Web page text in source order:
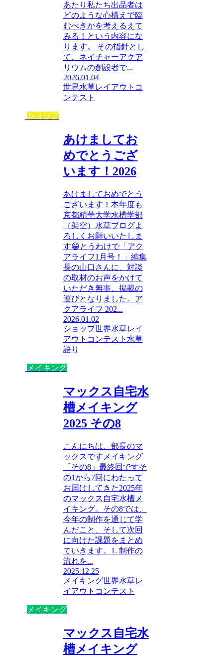
あたり私たち出品者は
どのような心構えで臨
むべきかを考えるえて
みる！という内容にな
ります。 その指針とし
て、ネイチャーアクア
リウムの創設者で...
2026.01.04
世界水草レイアウトコ
ンテスト
ショップ
あけましてお
めでとうござ
います！2026
あけましておめでとう
ございます！本年度も
京都精華大学水槽学部
（架空）水草ブログよ
ろしくお願いいたしま
す😁とうわけで「アク
アライフ1月号！」編集
長の山口さんに、対談
の取材のお声をかけて
いただき無事、掲載の
運びとなりました。ア
クアライフ 202...
2026.01.02
ショップ世界水草レイ
アウトコンテスト 水草
語り
メイキング
マックス自宅水
槽メイキング
2025 その8
こんにちは、部長のマ
ックスですメイキング
「その8」最終回ですそ
の1から7回にわたって
お届けしてきた2025年
のマックス自宅水槽メ
イキング。その8では、
今年の制作を通じて学
んだこと、そして次回
に向けた課題をまとめ
ていきます。1. 制作の
流れを...
2025.12.25
メイキング世界水草レ
イアウトコンテスト
メイキング
マックス自宅水
槽メイキング